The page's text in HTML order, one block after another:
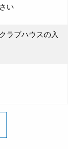
い
ラブハウスの入